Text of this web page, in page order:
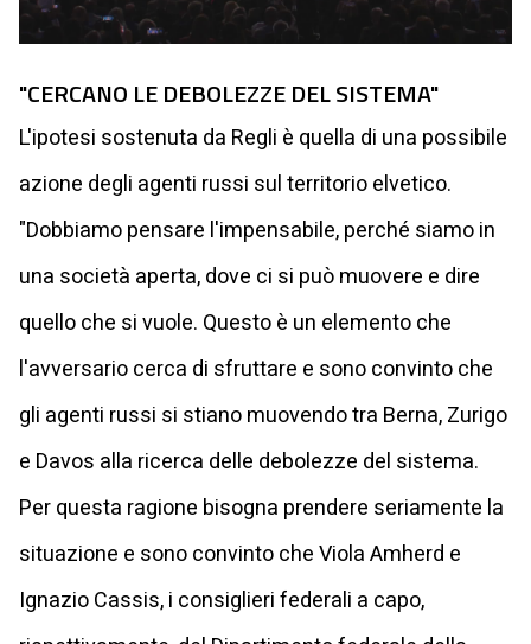
"CERCANO LE DEBOLEZZE DEL SISTEMA"
L'ipotesi sostenuta da Regli è quella di una possibile
azione degli agenti russi sul territorio elvetico.
"Dobbiamo pensare l'impensabile, perché siamo in
una società aperta, dove ci si può muovere e dire
quello che si vuole. Questo è un elemento che
l'avversario cerca di sfruttare e sono convinto che
gli agenti russi si stiano muovendo tra Berna, Zurigo
e Davos alla ricerca delle debolezze del sistema.
Per questa ragione bisogna prendere seriamente la
situazione e sono convinto che Viola Amherd e
Ignazio Cassis, i consiglieri federali a capo,